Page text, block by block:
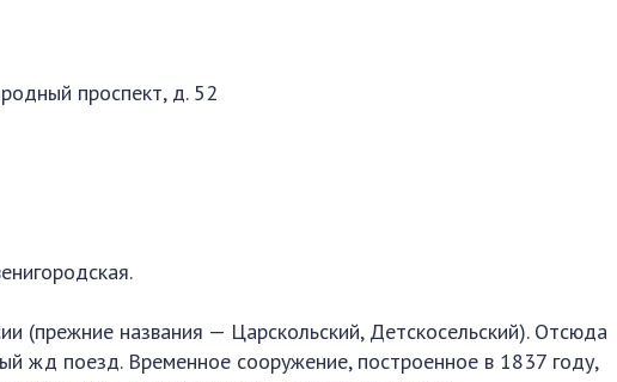
проспект, д. 52
(прежние названия — Царскольский, Детскосельский). Отсюда
жд поезд. Временное сооружение, построенное в 1837 году,